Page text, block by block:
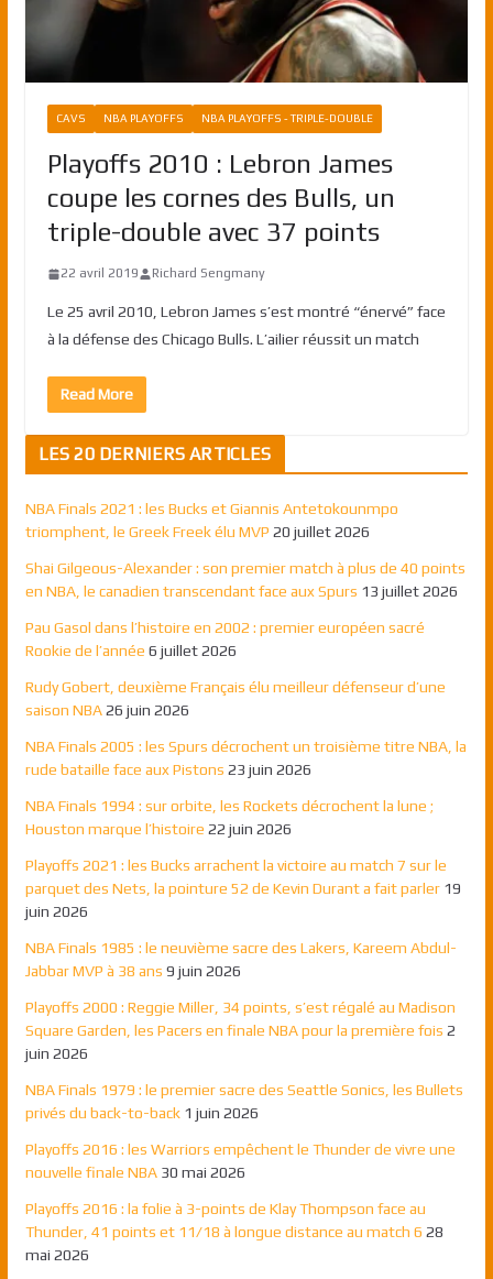
CAVS NBA PLAYOFFS NBA PLAYOFFS - TRIPLE-DOUBLE
Playoffs 2010 : Lebron James
coupe les cornes des Bulls, un
triple-double avec 37 points
22 avril 2019 Richard Sengmany
Le 25 avril 2010, Lebron James s’est montré “énervé” face
à la défense des Chicago Bulls. L’ailier réussit un match
Read More
LES 20 DERNIERS ARTICLES
NBA Finals 2021 : les Bucks et Giannis Antetokounmpo
triomphent, le Greek Freek élu MVP 20 juillet 2026
Shai Gilgeous-Alexander : son premier match à plus de 40 points
en NBA, le canadien transcendant face aux Spurs 13 juillet 2026
Pau Gasol dans l’histoire en 2002 : premier européen sacré
Rookie de l’année 6 juillet 2026
Rudy Gobert, deuxième Français élu meilleur défenseur d’une
saison NBA 26 juin 2026
NBA Finals 2005 : les Spurs décrochent un troisième titre NBA, la
rude bataille face aux Pistons 23 juin 2026
NBA Finals 1994 : sur orbite, les Rockets décrochent la lune ;
Houston marque l’histoire 22 juin 2026
Playoffs 2021 : les Bucks arrachent la victoire au match 7 sur le
parquet des Nets, la pointure 52 de Kevin Durant a fait parler 19
juin 2026
NBA Finals 1985 : le neuvième sacre des Lakers, Kareem Abdul-
Jabbar MVP à 38 ans 9 juin 2026
Playoffs 2000 : Reggie Miller, 34 points, s’est régalé au Madison
Square Garden, les Pacers en finale NBA pour la première fois 2
juin 2026
NBA Finals 1979 : le premier sacre des Seattle Sonics, les Bullets
privés du back-to-back 1 juin 2026
Playoffs 2016 : les Warriors empêchent le Thunder de vivre une
nouvelle finale NBA 30 mai 2026
Playoffs 2016 : la folie à 3-points de Klay Thompson face au
Thunder, 41 points et 11/18 à longue distance au match 6 28
mai 2026